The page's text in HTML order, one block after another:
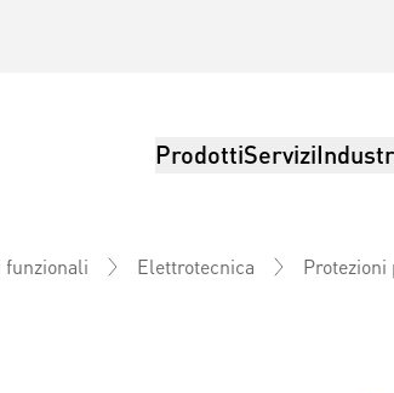
ProdottiServizi
funzionali Elettrotecnica Protezioni